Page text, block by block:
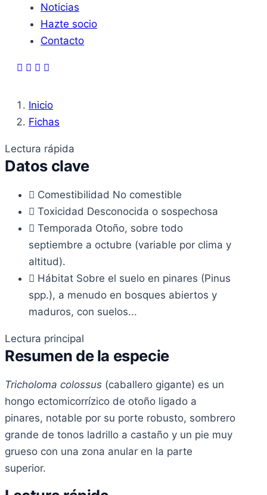
Noticias
Hazte socio
Contacto
Inicio
Fichas
Lectura rápida
Datos clave
Comestibilidad No comestible
Toxicidad Desconocida o sospechosa
Temporada Otoño, sobre todo
septiembre a octubre (variable por clima y
altitud).
Hábitat Sobre el suelo en pinares (Pinus
spp.), a menudo en bosques abiertos y
maduros, con suelos...
Lectura principal
Resumen de la especie
Tricholoma colossus (caballero gigante) es un
hongo ectomicorrízico de otoño ligado a
pinares, notable por su porte robusto, sombrero
grande de tonos ladrillo a castaño y un pie muy
grueso con una zona anular en la parte
superior.